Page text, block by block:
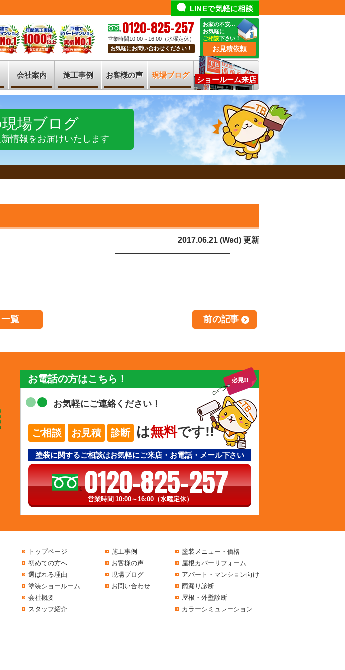
LINEで気軽に相談
0120-825-257
営業時間10:00～16:00（水曜定休）
お気軽にお問い合わせください！
お家の不安…
お気軽に
ご相談下さい！
お見積依頼
会社案内 施工事例 お客様の声 現場ブログ
ショールーム来店
場ブログ
情報をお届けいたします
2017.06.21 (Wed) 更新
一覧 前の記事
お電話の方はこちら！
お気軽にご連絡ください！
ご相談 お見積 診断 は無料です!!
塗装に関するご相談はお気軽にご来店・お電話・メール下さい
0120-825-257
営業時間 10:00～16:00（水曜定休）
トップページ
初めての方へ
選ばれる理由
塗装ショールーム
会社概要
スタッフ紹介
施工事例
お客様の声
現場ブログ
お問い合わせ
塗装メニュー・価格
屋根カバーリフォーム
アパート・マンション向け
雨漏り診断
屋根・外壁診断
カラーシミュレーション